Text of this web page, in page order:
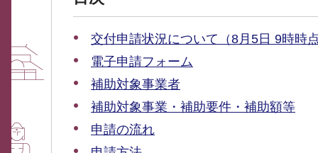
交付申請状況について（8月5日 9時時
電子申請フォーム
補助対象事業者
補助対象事業・補助要件・補助額等
申請の流れ